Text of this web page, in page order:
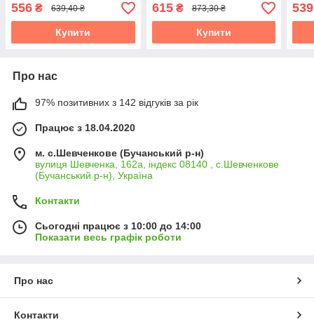
556 ₴ 639,40 ₴
Купити
615₴ 873,30 ₴
Купити
539
Про нас
97% позитивних з 142 відгуків за рік
Працює з 18.04.2020
м. с.Шевченкове (Бучанський р-н)
вулиця Шевченка, 162а, індекс 08140 , с.Шевченкове
(Бучанський р-н), Україна
Контакти
Сьогодні працює з 10:00 до 14:00
Показати весь графік роботи
Про нас
Контакти